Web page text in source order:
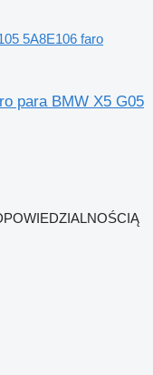
5A8E106 faro
para BMW X5 G05